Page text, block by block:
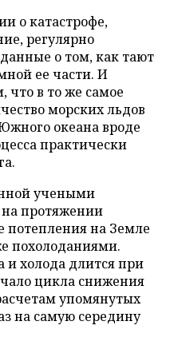
о катастрофе,
регулярно
о том, как тают
ее части. И
что в то же самое
морских льдов
океана вроде
практически
учеными
на протяжении
потепления на Земле
похолоданиями.
холода длится при
цикла снижения
упомянутых
на самую середину